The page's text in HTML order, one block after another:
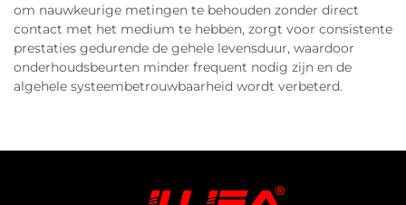
om nauwkeurige metingen te behouden zonder direct
contact met het medium te hebben, zorgt voor consistente
prestaties gedurende de gehele levensduur, waardoor
onderhoudsbeurten minder frequent nodig zijn en de
algehele systeembetrouwbaarheid wordt verbeterd.